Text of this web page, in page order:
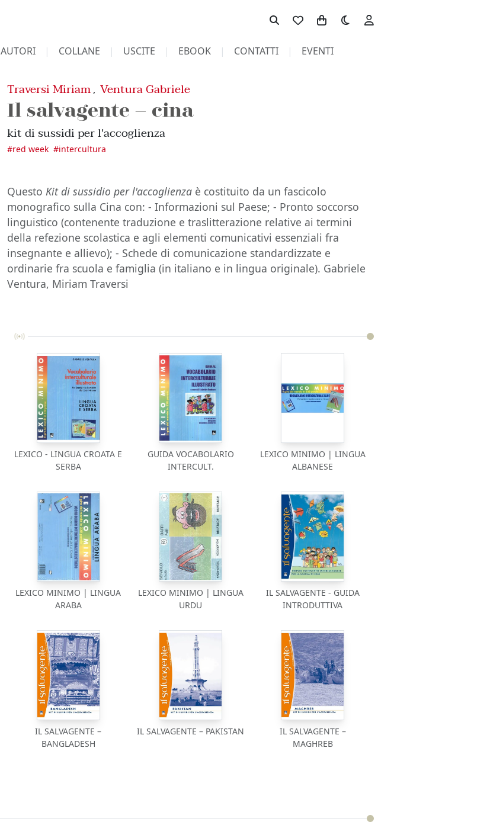
Toggle theme
AUTORI COLLANE USCITE EBOOK CONTATTI EVENTI
Traversi Miriam ,Ventura Gabriele
Il salvagente – cina
kit di sussidi per l'accoglienza
#red week #intercultura
QuestoKit di sussidio per l'accoglienza è costituito da un fascicolo
monografico sulla Cina con: - Informazioni sul Paese; - Pronto soccorso
linguistico (contenente traduzione e traslitterazione relative ai termini
della refezione scolastica e agli elementi comunicativi essenziali fra
insegnante e allievo); - Schede di comunicazione standardizzate e
ordinarie fra scuola e famiglia (in italiano e in lingua originale). Gabriele
Ventura, Miriam Traversi
LEXICO - LINGUA CROATA E
SERBA
GUIDA VOCABOLARIO
INTERCULT.
LEXICO MINIMO | LINGUA
ALBANESE
LEXICO MINIMO | LINGUA
ARABA
LEXICO MINIMO | LINGUA
URDU
IL SALVAGENTE - GUIDA
INTRODUTTIVA
IL SALVAGENTE –
BANGLADESH
IL SALVAGENTE – PAKISTAN
IL SALVAGENTE –
MAGHREB